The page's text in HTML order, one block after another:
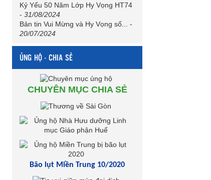
Kỷ Yếu 50 Năm Lớp Hy Vọng HT74
- 31/08/2024
Bản tin Vui Mừng và Hy Vọng số...
-
20/07/2024
ỦNG HỘ - CHIA SẺ
CHUYÊN MỤC CHIA SẺ
Bão lụt Miền Trung 10/2020